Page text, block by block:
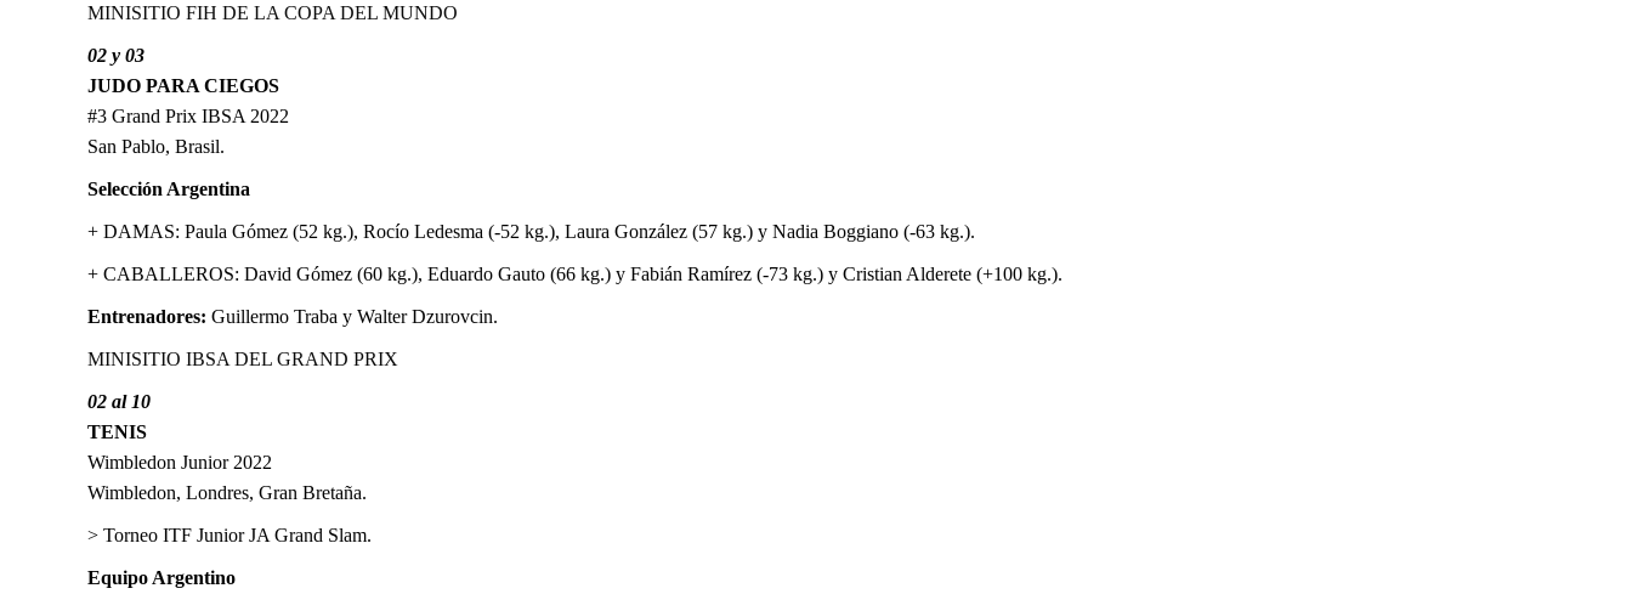
MINISITIO FIH DE LA COPA DEL MUNDO
02 y 03
JUDO PARA CIEGOS
#3 Grand Prix IBSA 2022
San Pablo, Brasil.
Selección Argentina
+ DAMAS: Paula Gómez (52 kg.), Rocío Ledesma (-52 kg.), Laura González (57 kg.) y Nadia Boggiano (-63 kg.).
+ CABALLEROS: David Gómez (60 kg.), Eduardo Gauto (66 kg.) y Fabián Ramírez (-73 kg.) y Cristian Alderete (+100 kg.).
Entrenadores: Guillermo Traba y Walter Dzurovcin.
MINISITIO IBSA DEL GRAND PRIX
02 al 10
TENIS
Wimbledon Junior 2022
Wimbledon, Londres, Gran Bretaña.
> Torneo ITF Junior JA Grand Slam.
Equipo Argentino